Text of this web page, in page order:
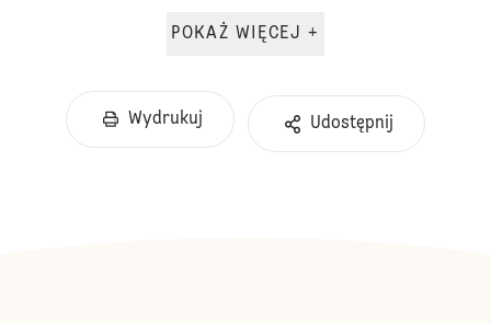
POKAŻ WIĘCEJ +
Wydrukuj Udostępnij